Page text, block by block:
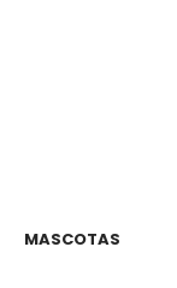
MASCOTAS